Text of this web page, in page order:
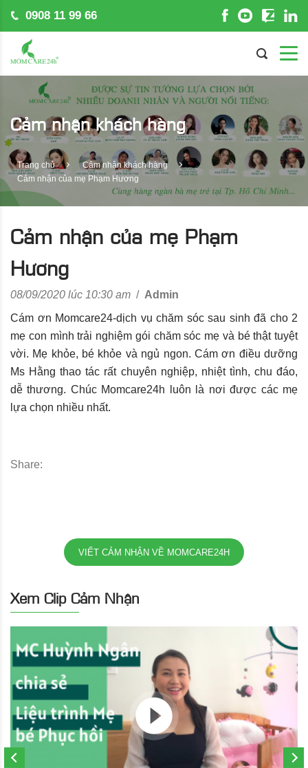
0908 11 99 66
Cảm nhận khách hàng
Trang chủ
Cảm nhận khách hàng
Cảm nhận của mẹ Phạm Hương
Cảm nhận của mẹ Phạm
Hương
08/09/2020 lúc 10:30 am / Admin
Cám ơn Momcare24-dịch vụ chăm sóc sau sinh đã cho 2
mẹ con mình trải nghiệm gói chăm sóc mẹ và bé thật tuyệt
vời. Mẹ khỏe, bé khỏe và ngủ ngon. Cám ơn điều dưỡng
Ms Hằng thao tác rất chuyên nghiệp, nhiệt tình, chu đáo,
dễ thương. Chúc Momcare24h luôn là nơi được các mẹ
lựa chọn nhiều nhất.
Share:
VIẾT CẢM NHẬN VỀ MOMCARE24H
Xem Clip Cảm Nhận